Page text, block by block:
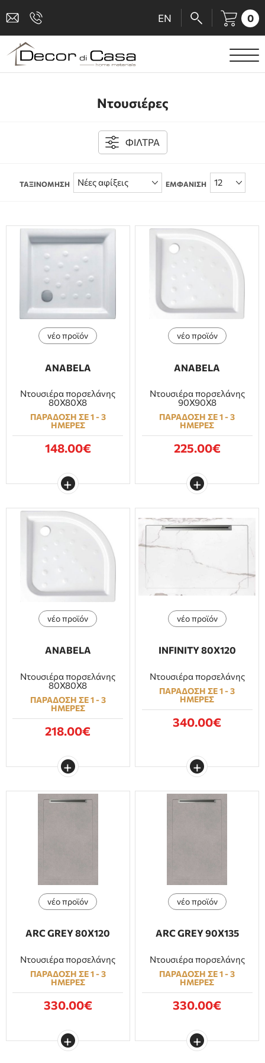
EN 0
ΕΙΔΗ ΥΓΙΕΙΝΗΣ
ΑΞΕΣΟΥΑΡ ΜΠΑΝΙΟΥ
ΚΟΥΖΙΝΑ
ΕΠΙΠΛΑ ΜΠΑΝΙΟΥ
ΠΟΡΤΕΣ
ΤΖΑΚΙ
Ντουσιέρες
ΦΙΛΤΡΑ
ΤΑΞΙΝΟΜΗΣΗ ΕΜΦΑΝΙΣΗ
νέο προϊόν
ANABELA
Ντουσιέρα πορσελάνης
80Χ80Χ8
ΠΑΡΑΔΟΣΗ ΣΕ 1 - 3
ΗΜΕΡΕΣ
148.00€
νέο προϊόν
ANABELA
Ντουσιέρα πορσελάνης
90X90X8
ΠΑΡΑΔΟΣΗ ΣΕ 1 - 3
ΗΜΕΡΕΣ
225.00€
νέο προϊόν
ANABELA
Ντουσιέρα πορσελάνης
80X80X8
ΠΑΡΑΔΟΣΗ ΣΕ 1 - 3
ΗΜΕΡΕΣ
218.00€
νέο προϊόν
INFINITY 80Χ120
Ντουσιέρα πορσελάνης
ΠΑΡΑΔΟΣΗ ΣΕ 1 - 3
ΗΜΕΡΕΣ
340.00€
νέο προϊόν
ARC GREY 80Χ120
Ντουσιέρα πορσελάνης
ΠΑΡΑΔΟΣΗ ΣΕ 1 - 3
ΗΜΕΡΕΣ
330.00€
νέο προϊόν
ARC GREY 90Χ135
Ντουσιέρα πορσελάνης
ΠΑΡΑΔΟΣΗ ΣΕ 1 - 3
ΗΜΕΡΕΣ
330.00€